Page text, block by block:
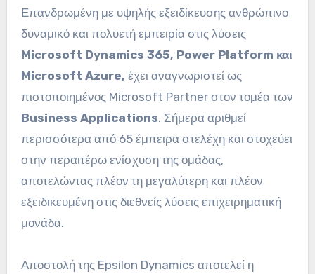
Επανδρωμένη με υψηλής εξειδίκευσης ανθρώπινο
δυναμικό και πολυετή εμπειρία στις λύσεις
Microsoft Dynamics 365, Power Platform και
Microsoft Azure, έχει αναγνωριστεί ως
πιστοποιημένος Microsoft Partner στον τομέα των
Business Applications. Σήμερα αριθμεί
περισσότερα από 65 έμπειρα στελέχη και στοχεύει
στην περαιτέρω ενίσχυση της ομάδας,
αποτελώντας πλέον τη μεγαλύτερη και πλέον
εξειδικευμένη στις διεθνείς λύσεις επιχειρηματική
μονάδα.
Αποστολή της Epsilon Dynamics αποτελεί η